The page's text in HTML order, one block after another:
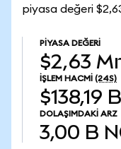
piyasa değeri
PIYASA DEĞERI
$2,63
İŞLEM HACMI (24S)
$138,19 B
DOLAŞIMDAKI ARZ
3,00 B